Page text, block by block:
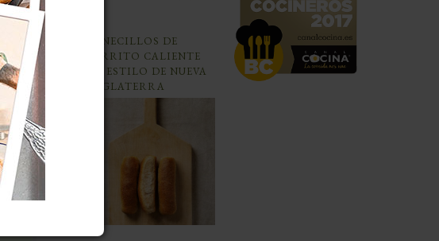
PANECILLOS DE
PERRITO CALIENTE
AL ESTILO DE NUEVA
INGLATERRA